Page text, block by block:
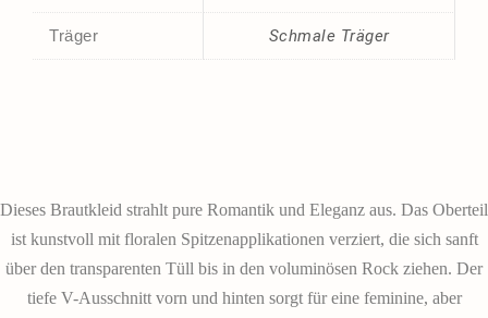
Träger Schmale Träger
ChatGPT:
Dieses Brautkleid strahlt pure Romantik und Eleganz aus. Das Oberteil
ist kunstvoll mit floralen Spitzenapplikationen verziert, die sich sanft
über den transparenten Tüll bis in den voluminösen Rock ziehen. Der
tiefe V-Ausschnitt vorn und hinten sorgt für eine feminine, aber